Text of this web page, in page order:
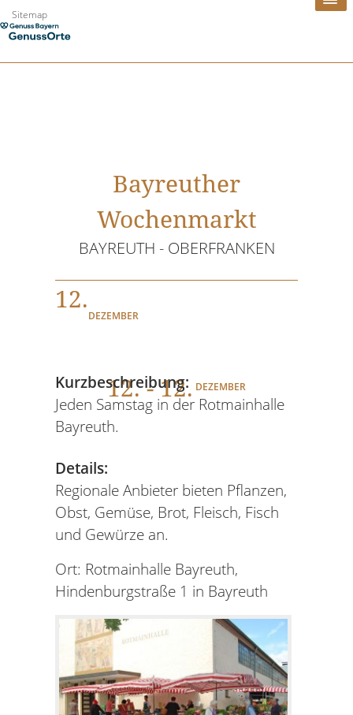
Zum
Inhalt
Sitemap
Bayreuther
Wochenmarkt
BAYREUTH - OBERFRANKEN
12.
DEZEMBER
12. - 12. DEZEMBER
Kurzbeschreibung:
Jeden Samstag in der Rotmainhalle
Bayreuth.
Details:
Regionale Anbieter bieten Pflanzen,
Obst, Gemüse, Brot, Fleisch, Fisch
und Gewürze an.
Ort: Rotmainhalle Bayreuth,
Hindenburgstraße 1 in Bayreuth